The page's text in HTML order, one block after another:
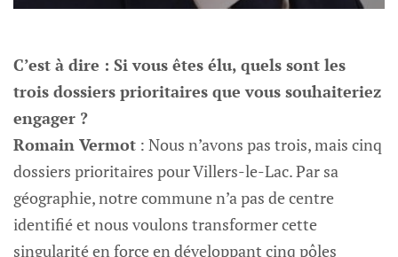
C’est à dire : Si vous êtes élu, quels sont les
trois dossiers prioritaires que vous souhaiteriez
engager ?
Romain Vermot : Nous n’avons pas trois, mais cinq
dossiers prioritaires pour Villers-le-Lac. Par sa
géographie, notre commune n’a pas de centre
identifié et nous voulons transformer cette
singularité en force en développant cinq pôles